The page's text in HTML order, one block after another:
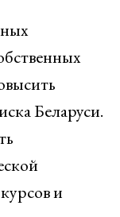
Беларуси.
и